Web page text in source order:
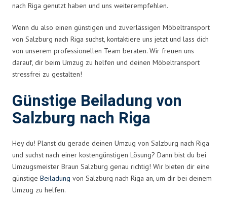
nach Riga genutzt haben und uns weiterempfehlen.
Wenn du also einen günstigen und zuverlässigen Möbeltransport
von Salzburg nach Riga suchst, kontaktiere uns jetzt und lass dich
von unserem professionellen Team beraten. Wir freuen uns
darauf, dir beim Umzug zu helfen und deinen Möbeltransport
stressfrei zu gestalten!
Günstige Beiladung von
Salzburg nach Riga
Hey du! Planst du gerade deinen Umzug von Salzburg nach Riga
und suchst nach einer kostengünstigen Lösung? Dann bist du bei
Umzugsmeister Braun Salzburg genau richtig! Wir bieten dir eine
günstige Beiladung von Salzburg nach Riga an, um dir bei deinem
Umzug zu helfen.